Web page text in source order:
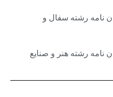
نامه رشته سفال و
نامه رشته هنر و صنایع